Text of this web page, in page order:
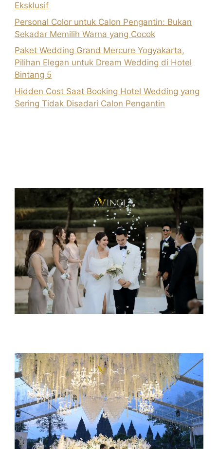
Eksklusif
Personal Color untuk Calon Pengantin: Bukan
Sekadar Memilih Warna yang Cocok
Paket Wedding Grand Mercure Yogyakarta,
Pilihan Elegan untuk Dream Wedding di Hotel
Bintang 5
Hidden Cost Saat Booking Hotel Wedding yang
Sering Tidak Disadari Calon Pengantin